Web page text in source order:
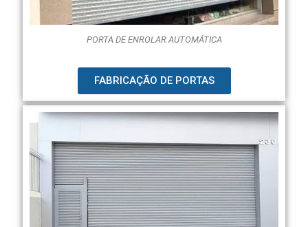
PORTA DE ENROLAR AUTOMÁTICA
FABRICAÇÃO DE PORTAS